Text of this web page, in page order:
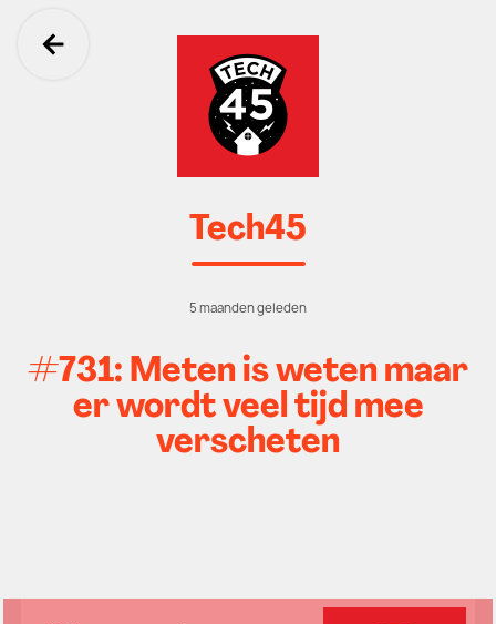
Ga terug
Tech45
5 maanden geleden
#731: Meten is weten maar
er wordt veel tijd mee
verscheten